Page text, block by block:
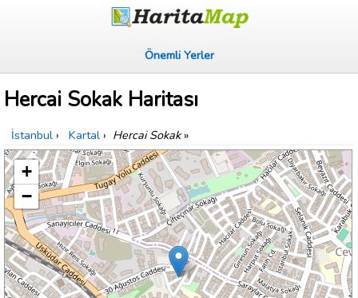
Önemli Yerler
Hercai Sokak Haritası
İstanbul › Kartal › Hercai Sokak»
+
−